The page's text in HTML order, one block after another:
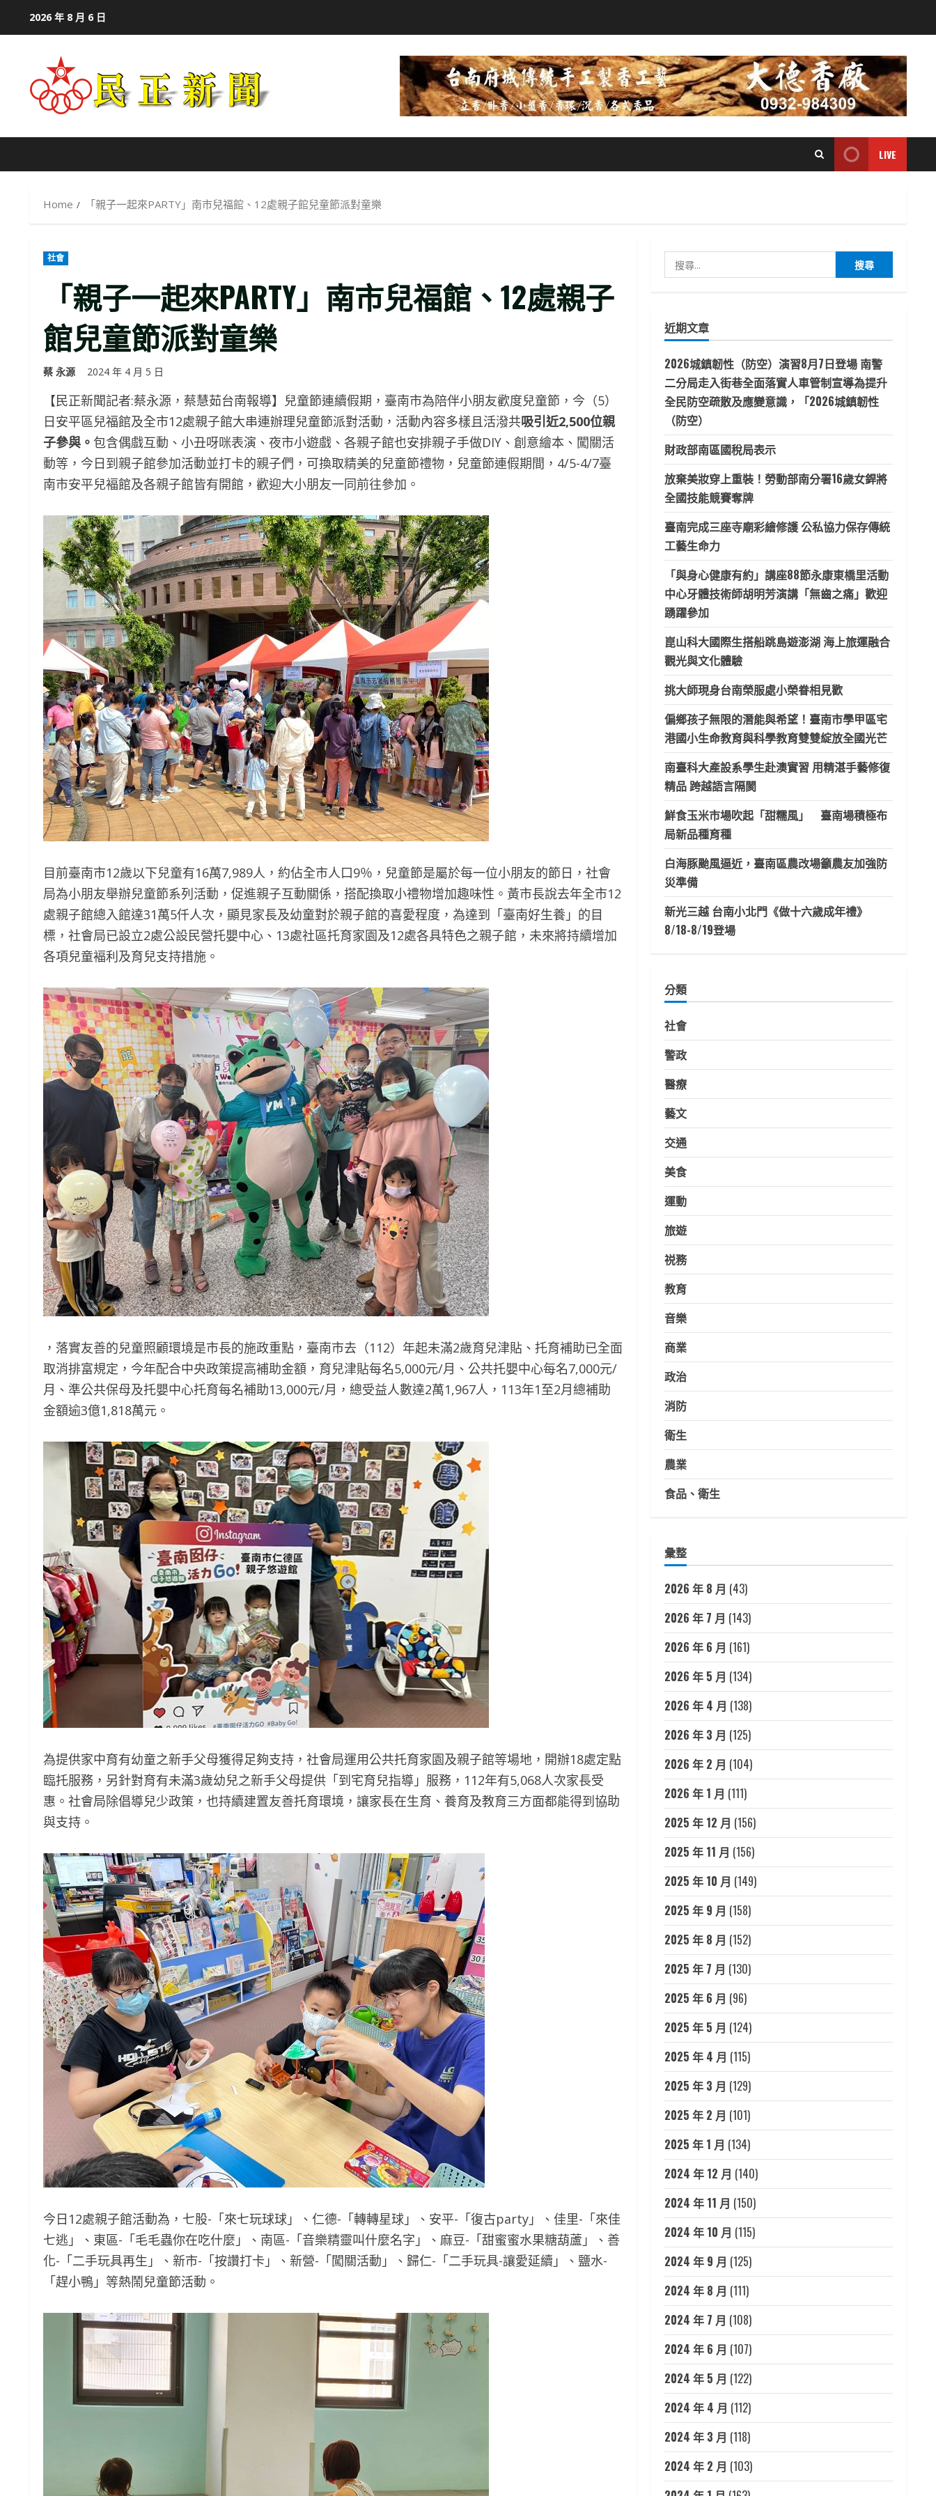
2026 年 8 月 6 日
LIVE
Home 「親子一起來PARTY」南市兒福館、12處親子館兒童節派對童樂
社會
「親子一起來PARTY」南市兒福館、12處親子
館兒童節派對童樂
蔡 永源 2024 年 4 月 5 日
【民正新聞記者:蔡永源，蔡慧茹台南報導】兒童節連續假期，臺南市為陪伴小朋友歡度兒童節，今（5）
日安平區兒福館及全市12處親子館大串連辦理兒童節派對活動，活動內容多樣且活潑共吸引近2,500位親
子參與。 包含偶戲互動、小丑呀咪表演、夜市小遊戲、各親子館也安排親子手做DIY、創意繪本、闖關活
動等，今日到親子館參加活動並打卡的親子們，可換取精美的兒童節禮物，兒童節連假期間，4/5-4/7臺
南市安平兒褔館及各親子館皆有開館，歡迎大小朋友一同前往參加。
目前臺南市12歲以下兒童有16萬7,989人，約佔全市人口9％，兒童節是屬於每一位小朋友的節日，社會
局為小朋友舉辦兒童節系列活動，促進親子互動關係，搭配換取小禮物增加趣味性。黃市長說去年全市12
處親子館總入館達31萬5仟人次，顯見家長及幼童對於親子館的喜愛程度，為達到「臺南好生養」的目
標，社會局已設立2處公設民營托嬰中心、13處社區托育家園及12處各具特色之親子館，未來將持續增加
各項兒童褔利及育兒支持措施。
，落實友善的兒童照顧環境是市長的施政重點，臺南市去（112）年起未滿2歲育兒津貼、托育補助已全面
取消排富規定，今年配合中央政策提高補助金額，育兒津貼每名5,000元/月、公共托嬰中心每名7,000元/
月、準公共保母及托嬰中心托育每名補助13,000元/月，總受益人數達2萬1,967人，113年1至2月總補助
金額逾3億1,818萬元。
為提供家中育有幼童之新手父母獲得足夠支持，社會局運用公共托育家園及親子館等場地，開辦18處定點
臨托服務，另針對育有未滿3歲幼兒之新手父母提供「到宅育兒指導」服務，112年有5,068人次家長受
惠。社會局除倡導兒少政策，也持續建置友善托育環境，讓家長在生育、養育及教育三方面都能得到協助
與支持。
今日12處親子館活動為，七股-「來七玩球球」、仁德-「轉轉星球」、安平-「復古party」、佳里-「來佳
七逃」、東區-「毛毛蟲你在吃什麼」、南區-「音樂精靈叫什麼名字」、麻豆-「甜蜜蜜水果糖葫蘆」、善
化-「二手玩具再生」、新市-「按讚打卡」、新營-「闖關活動」、歸仁-「二手玩具-讓愛延續」、鹽水-
「趕小鴨」等熱鬧兒童節活動。
尋
字:
近期文章
2026城鎮韌性（防空）演習8月7日登場 南警
二分局走入街巷全面落實人車管制宣導為提升
全民防空疏散及應變意識，「2026城鎮韌性
（防空）
財政部南區國稅局表示
放棄美妝穿上重裝！勞動部南分署16歲女銲將
全國技能競賽奪牌
臺南完成三座寺廟彩繪修護 公私協力保存傳統
工藝生命力
「與身心健康有約」講座88節永康東橋里活動
中心牙體技術師胡明芳演講「無齒之痛」歡迎
踴躍參加
崑山科大國際生搭船跳島遊澎湖 海上旅運融合
觀光與文化體驗
挑大師現身台南榮服處小榮眷相見歡
偏鄉孩子無限的潛能與希望！臺南市學甲區宅
港國小生命教育與科學教育雙雙綻放全國光芒
南臺科大產設系學生赴澳實習 用精湛手藝修復
精品 跨越語言隔閡
鮮食玉米市場吹起「甜糯風」 臺南場積極布
局新品種育種
白海豚颱風逼近，臺南區農改場籲農友加強防
災準備
新光三越 台南小北門《做十六歲成年禮》
8/18-8/19登場
分類
社會
警政
醫療
藝文
交通
美食
運動
旅遊
祱務
教育
音樂
商業
政治
消防
衛生
農業
食品、衛生
彙整
2026 年 8 月 (43)
2026 年 7 月 (143)
2026 年 6 月 (161)
2026 年 5 月 (134)
2026 年 4 月 (138)
2026 年 3 月 (125)
2026 年 2 月 (104)
2026 年 1 月 (111)
2025 年 12 月 (156)
2025 年 11 月 (156)
2025 年 10 月 (149)
2025 年 9 月 (158)
2025 年 8 月 (152)
2025 年 7 月 (130)
2025 年 6 月 (96)
2025 年 5 月 (124)
2025 年 4 月 (115)
2025 年 3 月 (129)
2025 年 2 月 (101)
2025 年 1 月 (134)
2024 年 12 月 (140)
2024 年 11 月 (150)
2024 年 10 月 (115)
2024 年 9 月 (125)
2024 年 8 月 (111)
2024 年 7 月 (108)
2024 年 6 月 (107)
2024 年 5 月 (122)
2024 年 4 月 (112)
2024 年 3 月 (118)
2024 年 2 月 (103)